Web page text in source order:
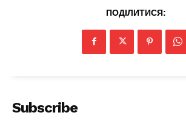
Magazine PRO
ПОДІЛИТИСЯ:
Subscribe